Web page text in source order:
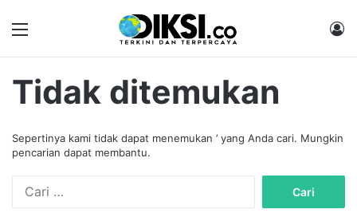
Tidak ditemukan
Sepertinya kami tidak dapat menemukan ’ yang Anda cari. Mungkin
pencarian dapat membantu.